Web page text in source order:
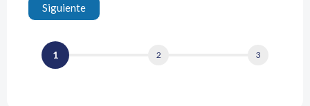
1 2 3
Siguiente